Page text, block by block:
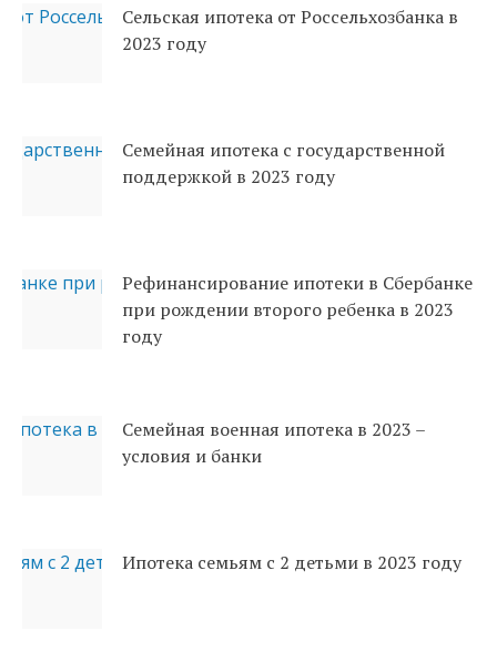
Сельская ипотека от Россельхозбанка в
2023 году
Семейная ипотека с государственной
поддержкой в 2023 году
Рефинансирование ипотеки в Сбербанке
при рождении второго ребенка в 2023
году
Семейная военная ипотека в 2023 –
условия и банки
Ипотека семьям с 2 детьми в 2023 году